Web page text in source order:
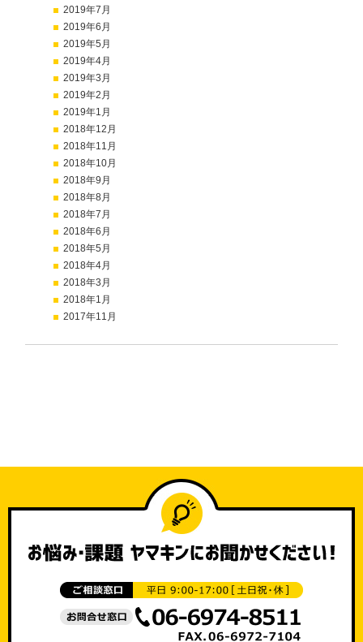
2019年7月
2019年6月
2019年5月
2019年4月
2019年3月
2019年2月
2019年1月
2018年12月
2018年11月
2018年10月
2018年9月
2018年8月
2018年7月
2018年6月
2018年5月
2018年4月
2018年3月
2018年1月
2017年11月